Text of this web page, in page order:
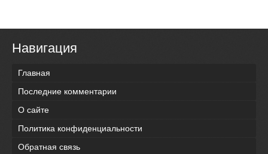
Навигация
Главная
Последние комментарии
О сайте
Политика конфиденциальности
Обратная связь